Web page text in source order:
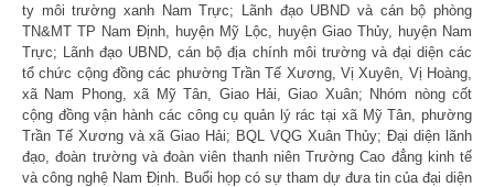
ty môi trường xanh Nam Trực; Lãnh đạo UBND và cán bộ phòng
TN&MT TP Nam Định, huyện Mỹ Lộc, huyện Giao Thủy, huyện Nam
Trực; Lãnh đạo UBND, cán bộ địa chính môi trường và đại diện các
tổ chức cộng đồng các phường Trần Tế Xương, Vị Xuyên, Vị Hoàng,
xã Nam Phong, xã Mỹ Tân, Giao Hải, Giao Xuân; Nhóm nòng cốt
cộng đồng vận hành các công cụ quản lý rác tại xã Mỹ Tân, phường
Trần Tế Xương và xã Giao Hải; BQL VQG Xuân Thủy; Đại diện lãnh
đạo, đoàn trường và đoàn viên thanh niên Trường Cao đẳng kinh tế
và công nghệ Nam Định. Buổi họp có sự tham dự đưa tin của đại diện